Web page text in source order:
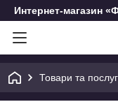
Интернет-магазин
Товари та